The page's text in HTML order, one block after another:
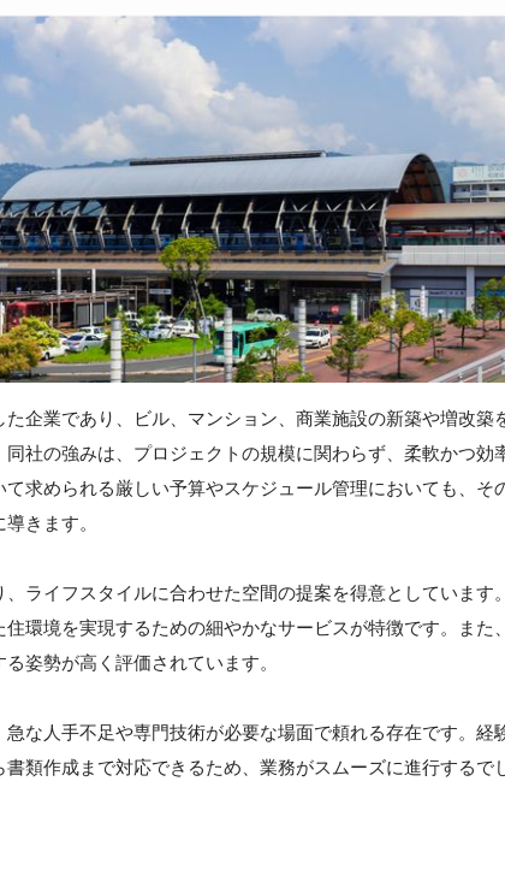
企業であり、ビル、マンション、商業施設の新築や増改築
社の強みは、プロジェクトの規模に関わらず、柔軟かつ効
求められる厳しい予算やスケジュール管理においても、そ
きます。
ライフスタイルに合わせた空間の提案を得意としています。
環境を実現するための細やかなサービスが特徴です。また、
姿勢が高く評価されています。
な人手不足や専門技術が必要な場面で頼れる存在です。経
類作成まで対応できるため、業務がスムーズに進行するで